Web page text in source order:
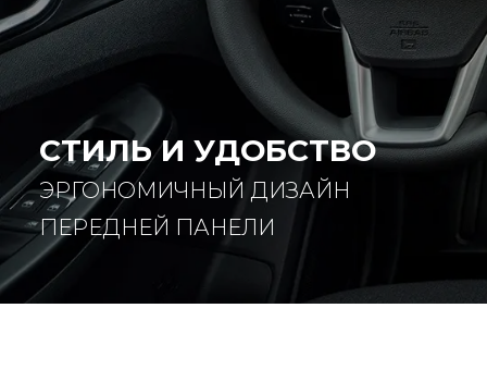
СТИЛЬ И УДОБСТВО
ЭРГОНОМИЧНЫЙ ДИЗАЙН
ПЕРЕДНЕЙ ПАНЕЛИ